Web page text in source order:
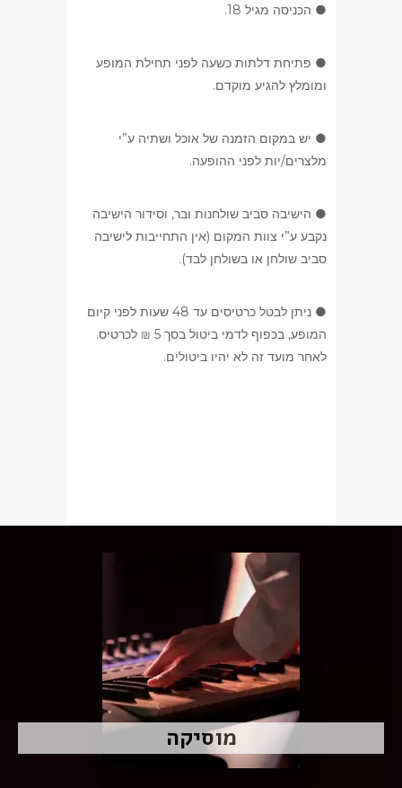
● הכניסה מגיל 18.
● פתיחת דלתות כשעה לפני תחילת המופע
ומומלץ להגיע מוקדם.
● יש במקום הזמנה של אוכל ושתיה ע”י
מלצרים/יות לפני ההופעה.
● הישיבה סביב שולחנות ובר, וסידור הישיבה
נקבע ע”י צוות המקום (אין התחייבות לישיבה
סביב שולחן או בשולחן לבד).
● ניתן לבטל כרטיסים עד 48 שעות לפני קיום
המופע, בכפוף לדמי ביטול בסך 5 ₪ לכרטיס.
לאחר מועד זה לא יהיו ביטולים.
מוסיקה